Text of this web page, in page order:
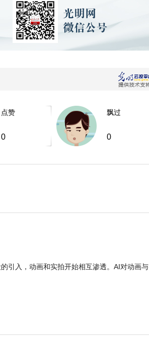
点赞
0
飘过
0
引入，动画和实拍开始相互渗透。AI对动画